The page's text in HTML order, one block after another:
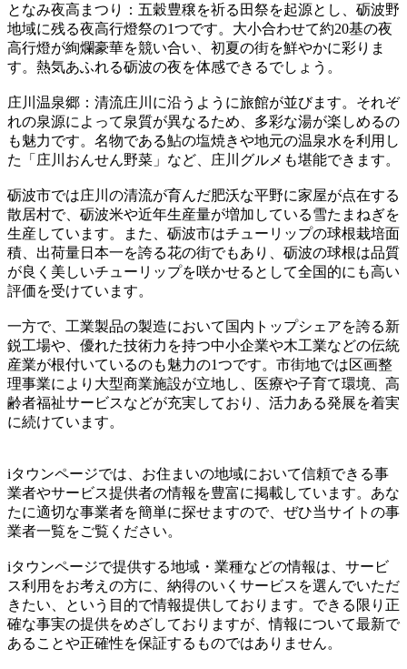
となみ夜高まつり：五穀豊穣を祈る田祭を起源とし、砺波野
地域に残る夜高行燈祭の1つです。大小合わせて約20基の夜
高行燈が絢爛豪華を競い合い、初夏の街を鮮やかに彩りま
す。熱気あふれる砺波の夜を体感できるでしょう。
庄川温泉郷：清流庄川に沿うように旅館が並びます。それぞ
れの泉源によって泉質が異なるため、多彩な湯が楽しめるの
も魅力です。名物である鮎の塩焼きや地元の温泉水を利用し
た「庄川おんせん野菜」など、庄川グルメも堪能できます。
砺波市では庄川の清流が育んだ肥沃な平野に家屋が点在する
散居村で、砺波米や近年生産量が増加している雪たまねぎを
生産しています。また、砺波市はチューリップの球根栽培面
積、出荷量日本一を誇る花の街でもあり、砺波の球根は品質
が良く美しいチューリップを咲かせるとして全国的にも高い
評価を受けています。
一方で、工業製品の製造において国内トップシェアを誇る新
鋭工場や、優れた技術力を持つ中小企業や木工業などの伝統
産業が根付いているのも魅力の1つです。市街地では区画整
理事業により大型商業施設が立地し、医療や子育て環境、高
齢者福祉サービスなどが充実しており、活力ある発展を着実
に続けています。
iタウンページでは、お住まいの地域において信頼できる事
業者やサービス提供者の情報を豊富に掲載しています。あな
たに適切な事業者を簡単に探せますので、ぜひ当サイトの事
業者一覧をご覧ください。
iタウンページで提供する地域・業種などの情報は、サービ
ス利用をお考えの方に、納得のいくサービスを選んでいただ
きたい、という目的で情報提供しております。できる限り正
確な事実の提供をめざしておりますが、情報について最新で
あることや正確性を保証するものではありません。